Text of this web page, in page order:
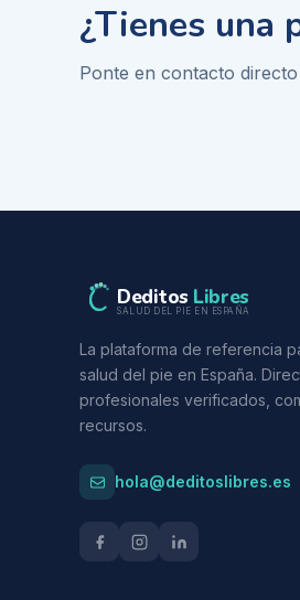
¿Tienes una
Ponte en contacto
Deditos Libres
SALUD DEL PIE EN ESPAÑA
La plataforma de referencia
salud del pie en España.
profesionales verificados,
recursos.
hola@deditoslibres.es